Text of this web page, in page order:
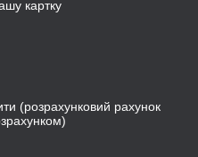
картку
(розрахунковий рахунок